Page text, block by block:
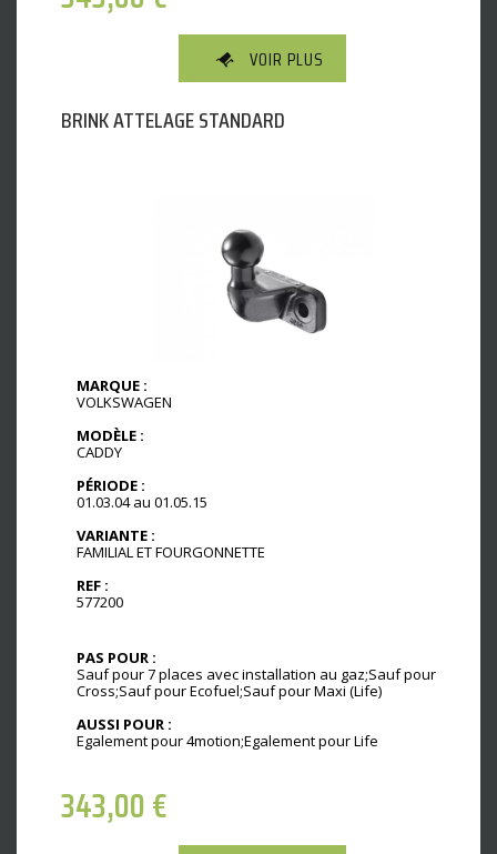
VOIR PLUS
BRINK ATTELAGE STANDARD
MARQUE :
VOLKSWAGEN
MODÈLE :
CADDY
PÉRIODE :
01.03.04 au 01.05.15
VARIANTE :
FAMILIAL ET FOURGONNETTE
REF :
577200
PAS POUR :
Sauf pour 7 places avec installation au gaz;Sauf pour
Cross;Sauf pour Ecofuel;Sauf pour Maxi (Life)
AUSSI POUR :
Egalement pour 4motion;Egalement pour Life
343,00€